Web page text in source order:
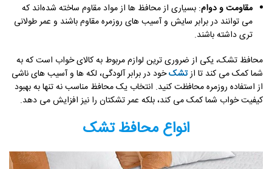
مقاومت و دوام: بسیاری از محافظ ها از مواد مقاوم ساخته شده‌اند که
می توانند در برابر سایش و آسیب های روزمره مقاوم باشند و عمر طولانی
تری داشته باشند.
محافظ تشک، یکی از ضروری ترین لوازم مربوط به کالای خواب است که به
شما کمک می کند تا ازتشکخود در برابر آلودگی، لکه ها و آسیب های ناشی
از استفاده روزمره محافظت کنید. انتخاب یک محافظ مناسب نه تنها به بهبود
کیفیت خواب شما کمک می کند، بلکه عمر تشکتان را نیز افزایش می دهد.
انواع محافظ تشک